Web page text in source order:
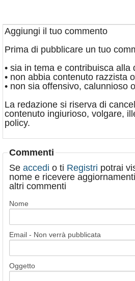
Aggiungi il tuo commento
Prima di pubblicare un tuo
• sia in tema e contribuisca alla
• non abbia contenuto razzista
• non sia offensivo, calunnioso
La redazione si riserva di
contenuto ingiurioso, volgare,
policy.
Commenti
Se accedi o ti Registri potrai
nome e ricevere
altri commenti
Nome
Email - Non verrà pubblicata
Oggetto